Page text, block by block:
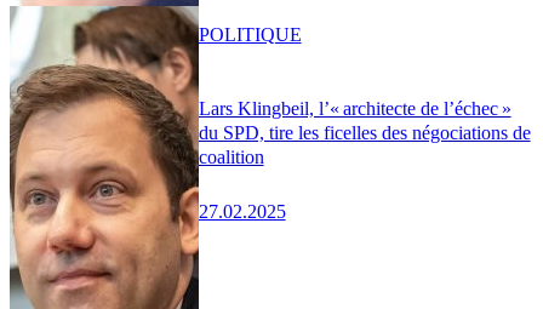
Lars Klingbeil, l’« architecte de l’échec »
du SPD, tire les ficelles des négociations de
coalition
27.02.2025
POLITIQUE